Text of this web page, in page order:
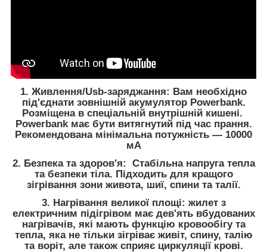
1. Живлення/Usb-заряджання: Вам необхідно
під'єднати зовнішній акумулятор Powerbank.
Розміщена в спеціальній внутрішній кишені.
Powerbank має бути витягнутий під час прання.
Рекомендована мінімальна потужність — 10000
мА
2. Безпека та здоров'я: Стабільна напруга тепла
та безпеки тіла. Підходить для кращого
зігрівання зони живота, шиї, спини та талії.
3. Нагрівання великої площі: жилет з
електричним підігрівом має дев'ять вбудованих
нагрівачів, які мають функцію кровообігу та
тепла, яка не тільки зігріває живіт, спину, талію
та воріт, але також сприяє циркуляції крові.